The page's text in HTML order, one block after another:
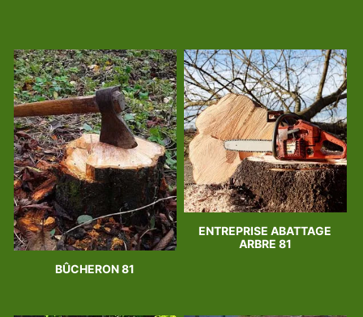
BÛCHERON 81
ENTREPRISE ABATTAGE
ARBRE 81